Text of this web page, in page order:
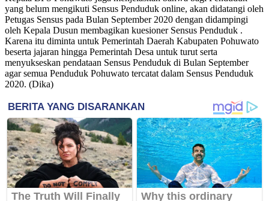
yang belum mengikuti Sensus Penduduk online, akan didatangi oleh
Petugas Sensus pada Bulan September 2020 dengan didampingi
oleh Kepala Dusun membagikan kuesioner Sensus Penduduk .
Karena itu diminta untuk Pemerintah Daerah Kabupaten Pohuwato
beserta jajaran hingga Pemerintah Desa untuk turut serta
menyukseskan pendataan Sensus Penduduk di Bulan September
agar semua Penduduk Pohuwato tercatat dalam Sensus Penduduk
2020. (Dika)